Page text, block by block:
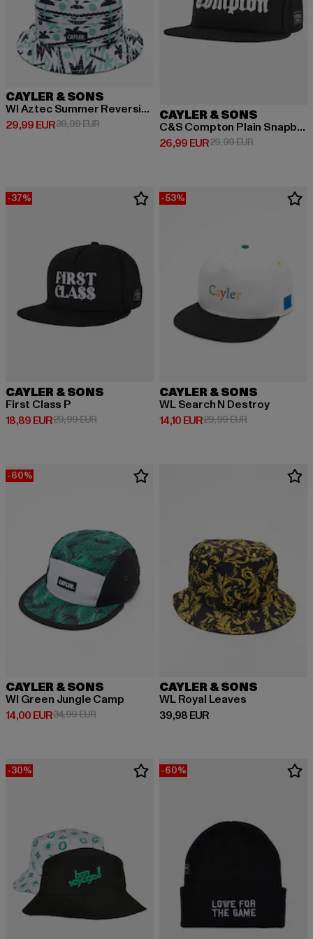
CAYLER & SONS
Wl Aztec Summer Reversible
29,99 EUR
Derzeitiger Preis: 29,99 EUR
39,99 EURAktionspreis: 39,99 EUR
CAYLER & SONS
C&S Compton Plain Snapback Cap
26,99 EUR
Derzeitiger Preis: 26,99 EUR
29,99 EURAktionspreis:
-37%
CAYLER & SONS
First Class P
18,89 EUR
Derzeitiger Preis: 18,89 EUR
29,99 EURAktionspreis: 29,99 EUR
-53%
CAYLER & SONS
WL Search N Destroy
14,10 EUR
Derzeitiger Preis: 14,10 EUR
29,99 EURAktionspreis:
-60%
CAYLER & SONS
Wl Green Jungle Camp
14,00 EUR
Derzeitiger Preis: 14,00 EUR
34,99 EURAktionspreis: 34,99 EUR
CAYLER & SONS
WL Royal Leaves
39,98 EUR
Derzeitiger Preis: 39,98 EUR
-30% -60%